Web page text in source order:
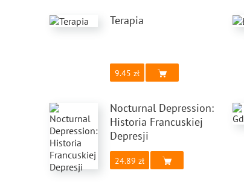
Terapia
9.45
Nocturnal Depression:
Historia Francuskiej
Depresji
24.89